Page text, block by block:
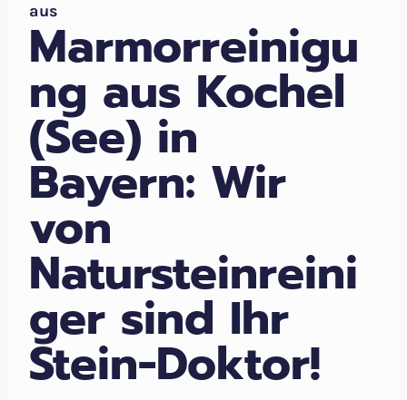
aus
Marmorreinigu
ng aus Kochel
(See) in
Bayern: Wir
von
Natursteinreini
ger sind Ihr
Stein-Doktor!